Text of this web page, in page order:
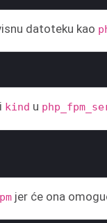
datoteku kao
i kind u
jer će ona